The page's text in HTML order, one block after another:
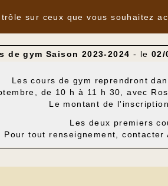
de gym Saison 2023-2024 - le 02/
Les cours de gym reprendront
de 10 h à 11 h 30, avec
Le montant de
Les deux premiers
Pour tout renseignement,
sur ceux que vous souhaitez